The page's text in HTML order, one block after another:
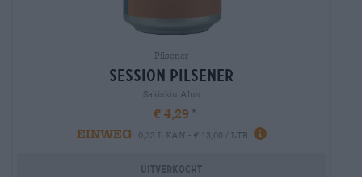
Pilsener
session Pilsener
Sakiskiu Alus
€ 4,29
EINWEG
0,33 L KAN - € 13,00 / LTR
Uitverkocht